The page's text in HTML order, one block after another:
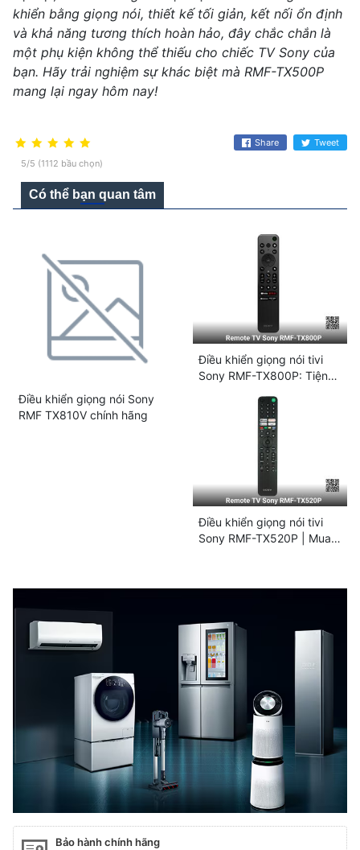
khiển bằng giọng nói, thiết kế tối giản, kết nối ổn định
và khả năng tương thích hoàn hảo, đây chắc chắn là
một phụ kiện không thể thiếu cho chiếc TV Sony của
bạn. Hãy trải nghiệm sự khác biệt mà RMF-TX500P
mang lại ngay hôm nay!
5/5 (1112 bầu chọn)
Share Tweet
Có thể bạn quan tâm
Điều khiển giọng nói Sony
RMF TX810V chính hãng
Điều khiển giọng nói tivi
Sony RMF-TX800P: Tiện
Điều khiển giọng nói tivi
Sony RMF-TX520P | Mua
Bảo hành chính hãng